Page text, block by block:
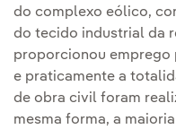
do complexo eólico,
do tecido industrial da
proporcionou emprego
e praticamente a
de obra civil foram
mesma forma, a